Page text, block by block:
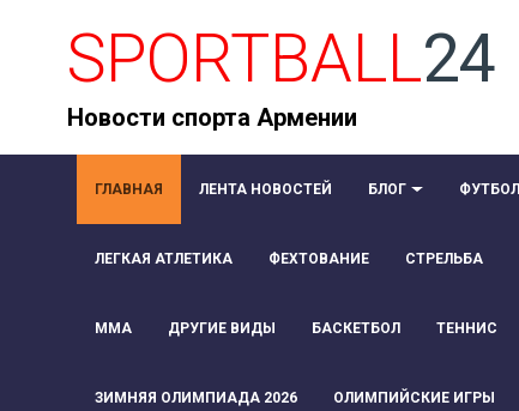
SPORTBALL24
Новости спорта Армении
ГЛАВНАЯ ЛЕНТА НОВОСТЕЙ БЛОГ ФУТБОЛ
ЛЕГКАЯ АТЛЕТИКА ФЕХТОВАНИЕ СТРЕЛЬБА
ММА ДРУГИЕ ВИДЫ БАСКЕТБОЛ ТЕННИС
ЗИМНЯЯ ОЛИМПИАДА 2026 ОЛИМПИЙСКИЕ ИГРЫ